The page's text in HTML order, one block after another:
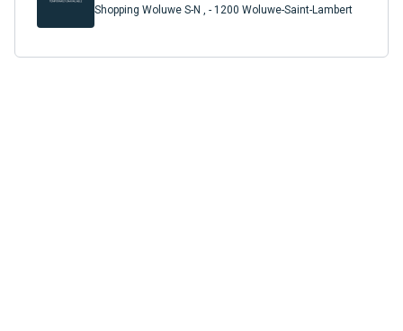
Shopping Woluwe S-N , - 1200 Woluwe-Saint-Lambert